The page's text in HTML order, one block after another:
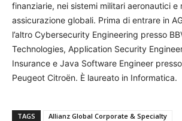
finanziarie, nei sistemi militari aeronautici e
assicurazione globali. Prima di entrare in
l’altro Cybersecurity Engineering presso
Technologies, Application Security
Insurance e Java Software Engineer
Peugeot Citroën. È laureato in Informatica.
TAGS
Allianz Global Corporate & Specialty